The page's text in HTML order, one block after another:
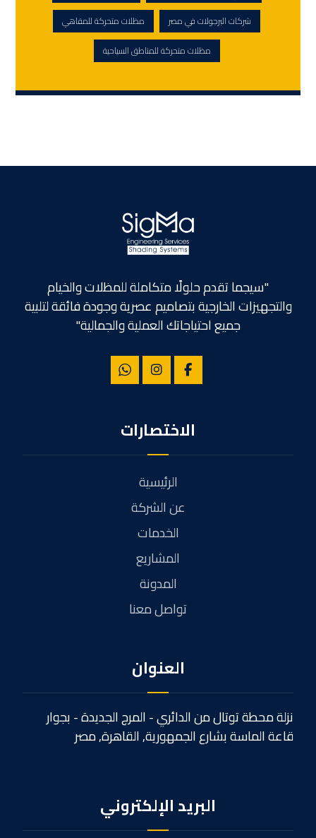
شركات البرجولات في مصر
مظلات متحركة للمقاهي
مظلات متحركة للمناطق السياحية
"سيجما تقدم حلولًا متكاملة للمظلات والخيام
والتجهيزات الخارجية بتصاميم عصرية وجودة فائقة لتلبية
جميع احتياجاتك العملية والجمالية"
الاختصارات
الرئيسية
عن الشركة
الخدمات
المشاريع
المدونة
تواصل معنا
العنوان
نزلة محطة توتال من الدائري - المرج الجديدة - بجوار
قاعة الماسة بشارع الجمهورية, القاهرة, مصر
البريد الإلكتروني